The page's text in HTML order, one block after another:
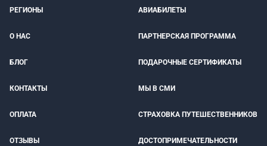
РЕГИОНЫ АВИАБИЛЕТЫ
О НАС ПАРТНЕРСКАЯ ПРОГРАММА
БЛОГ ПОДАРОЧНЫЕ СЕРТИФИКАТЫ
КОНТАКТЫ МЫ В СМИ
ОПЛАТА СТРАХОВКА ПУТЕШЕСТВЕННИКОВ
ОТЗЫВЫ ДОСТОПРИМЕЧАТЕЛЬНОСТИ